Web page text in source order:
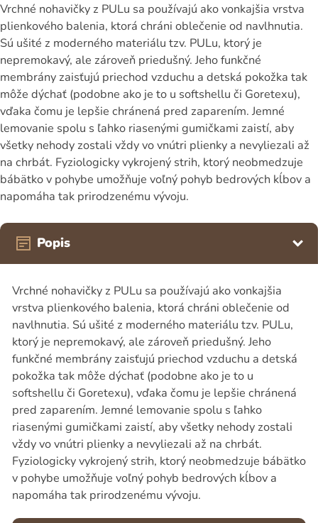
Vrchné nohavičky z PULu sa používajú ako vonkajšia vrstva
plienkového balenia, ktorá chráni oblečenie od navlhnutia.
Sú ušité z moderného materiálu tzv. PULu, ktorý je
nepremokavý, ale zároveň priedušný. Jeho funkčné
membrány zaisťujú priechod vzduchu a detská pokožka tak
môže dýchať (podobne ako je to u softshellu či Goretexu),
vďaka čomu je lepšie chránená pred zaparením. Jemné
lemovanie spolu s ľahko riasenými gumičkami zaistí, aby
všetky nehody zostali vždy vo vnútri plienky a nevyliezali až
na chrbát. Fyziologicky vykrojený strih, ktorý neobmedzuje
bábätko v pohybe umožňuje voľný pohyb bedrových kĺbov a
napomáha tak prirodzenému vývoju.
Popis
Vrchné nohavičky z PULu sa používajú ako vonkajšia
vrstva plienkového balenia, ktorá chráni oblečenie od
navlhnutia. Sú ušité z moderného materiálu tzv. PULu,
ktorý je nepremokavý, ale zároveň priedušný. Jeho
funkčné membrány zaisťujú priechod vzduchu a detská
pokožka tak môže dýchať (podobne ako je to u
softshellu či Goretexu), vďaka čomu je lepšie chránená
pred zaparením. Jemné lemovanie spolu s ľahko
riasenými gumičkami zaistí, aby všetky nehody zostali
vždy vo vnútri plienky a nevyliezali až na chrbát.
Fyziologicky vykrojený strih, ktorý neobmedzuje bábätko
v pohybe umožňuje voľný pohyb bedrových kĺbov a
napomáha tak prirodzenému vývoju.